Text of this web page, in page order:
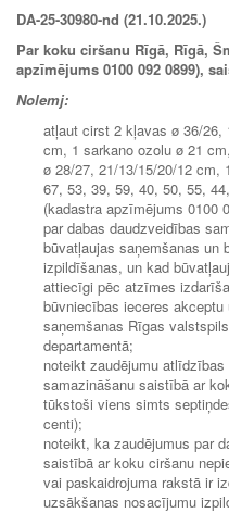
DA-25-30980-nd (21.10.2025.)
Par koku ciršanu Rīgā, Rīgā,
apzīmējums 0100 092 0899),
Nolemj:
atļaut cirst 2 kļavas ø 36/26,
cm, 1 sarkano ozolu ø 21
ø 28/27, 21/13/15/20/12 cm,
67, 53, 39, 59, 40, 50, 55,
(kadastra apzīmējums 0100
par dabas daudzveidības
būvatļaujas saņemšanas un
izpildīšanas, un kad
attiecīgi pēc atzīmes
būvniecības ieceres
saņemšanas Rīgas
departamentā;
noteikt zaudējumu
samazināšanu saistībā ar
tūkstoši viens simts
centi);
noteikt, ka zaudējumus par
saistībā ar koku ciršanu
vai paskaidrojuma rakstā ir
uzsākšanas nosacījumu